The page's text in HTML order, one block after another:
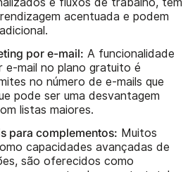
acentuada e podem
por e-mail: A funcionalidade
e-mail no plano gratuito é
no número de e-mails que
pode ser uma desvantagem
listas maiores.
para complementos: Muitos
capacidades avançadas de
são oferecidos como